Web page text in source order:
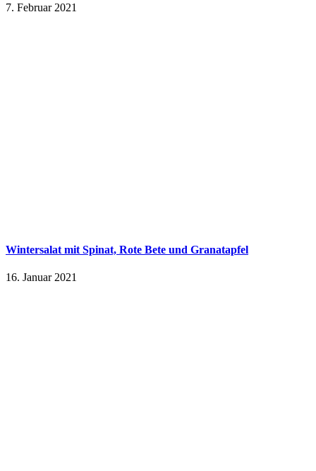
7. Februar 2021
Wintersalat mit Spinat, Rote Bete und Granatapfel
16. Januar 2021